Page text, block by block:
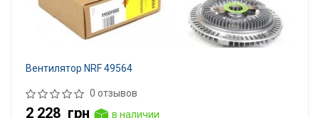
Вентилятор NRF 49564
0 отзывов
2 228 грн
в наличии